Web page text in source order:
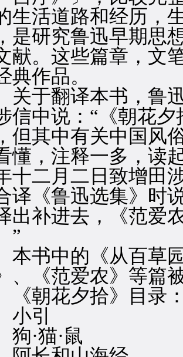
生活道路和经历，
是研究鲁迅早期思
献。这些篇章，文
典作品。
于翻译本书，鲁迅
信中说：“《朝花
但其中有关中国风
懂，注释一多，读
十二月二日致增田
译《鲁迅选集》时
出补进去，《范爱
”
书中的《从百草园
、《范爱农》等篇
朝花夕拾》目录
引
·猫·鼠